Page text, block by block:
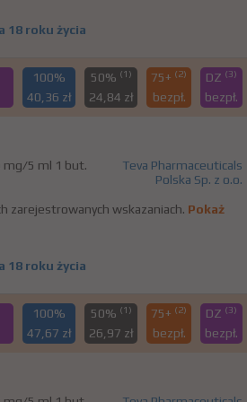
18 roku życia
100%
40,36 zł
50% (1)
24,84 zł
75+ (2)
bezpł.
DZ (3)
bezpł.
mg/5 ml 1 but.
Teva Pharmaceuticals
Polska Sp. z o.o.
zarejestrowanych wskazaniach. Pokaż
18 roku życia
100%
47,67 zł
50% (1)
26,97 zł
75+ (2)
bezpł.
DZ (3)
bezpł.